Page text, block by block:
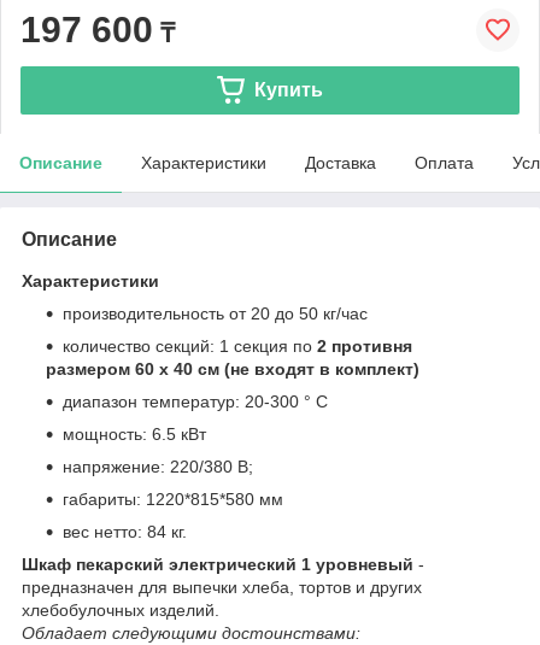
197 600 ₸
Купить
Описание Характеристики Доставка Оплата
Описание
Характеристики
производительность от 20 до 50 кг/час
количество секций: 1 секция по 2 противня
размером 60 х 40 см (не входят в комплект)
диапазон температур: 20-300 ° C
мощность: 6.5 кВт
напряжение: 220/380 В;
габариты: 1220*815*580 мм
вес нетто: 84 кг.
Шкаф пекарский электрический 1 уровневый -
предназначен для выпечки хлеба, тортов и других
хлебобулочных изделий.
Обладает следующими достоинствами: